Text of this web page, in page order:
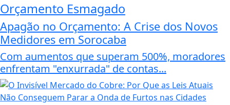
Orçamento Esmagado
Apagão no Orçamento: A Crise dos Novos
Medidores em Sorocaba
Com aumentos que superam 500%, moradores
enfrentam "enxurrada" de contas...